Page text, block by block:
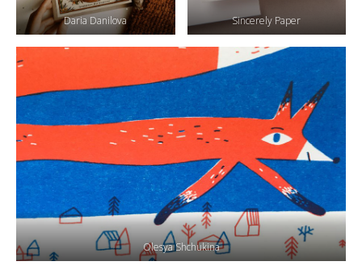
Daria Danilova Sincerely Paper
Olesya Shchukina